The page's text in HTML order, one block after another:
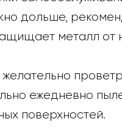
дольше,
металл
ежедневно
поверхностей.